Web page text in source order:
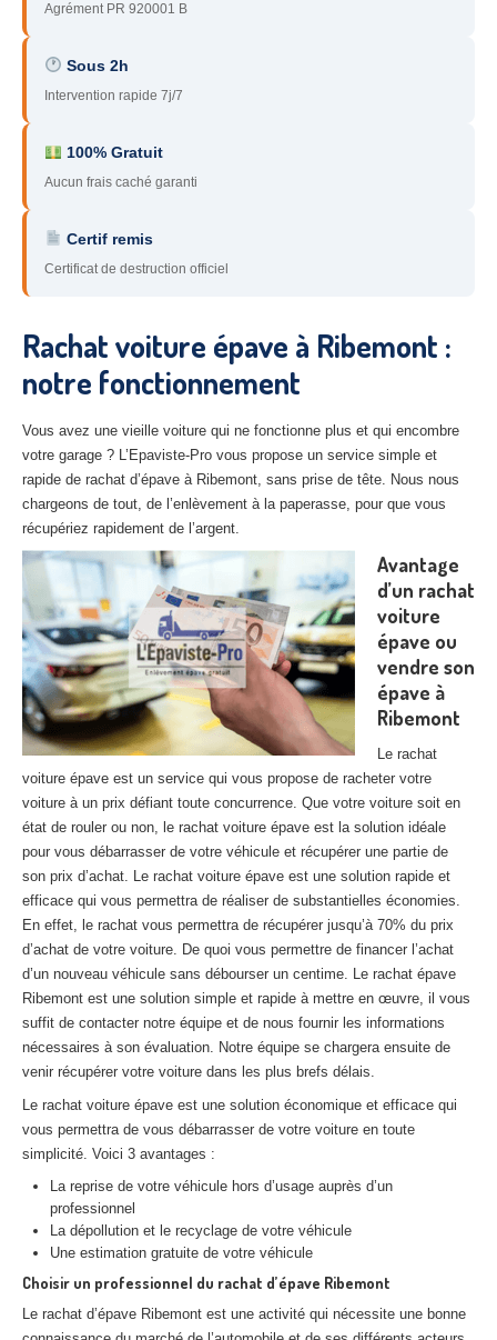
94 – Val-de-Marne
91 – Essonne
45 – Loiret
28– Eure-et-Loir
27– Eure
10– Aube
02– Aisne
Tousles secteurs
CENTREVHU AGRÉE
Centreagréé VHU Paris 75 : casse auto avec destruction
Centreagréé VHU 77 : casse auto avec destruction
Centreagréé VHU 78 : casse auto avec destruction
Centreagréé VHU 91 : casse auto avec destruction
Centre agréé VHU 92 : casse auto avec destruction
Centreagréé VHU 93 : casse auto avec destruction
Centreagréé VHU 94 : casse auto avec destruction
Centre agréé VHU 95 : casse auto avec destruction
DOCUMENTS À JOINDRE
RACHATVÉHICULES
CONTACT
Agrément PR 920001 B
Sous 2h
Intervention rapide 7j/7
100% Gratuit
Aucun frais caché garanti
Certif remis
Certificat de destruction officiel
Rachat voiture épave à Ribemont :
notre fonctionnement
Vous avez une vieille voiture qui ne fonctionne plus et qui encombre
votre garage ? L’Epaviste-Pro vous propose un service simple et
rapide de rachat d’épave à Ribemont, sans prise de tête. Nous nous
chargeons de tout, de l’enlèvement à la paperasse, pour que vous
récupériez rapidement de l’argent.
Avantage
d’un rachat
voiture
épave ou
vendre son
épave à
Ribemont
Le rachat
voiture épave est un service qui vous propose de racheter votre
voiture à un prix défiant toute concurrence. Que votre voiture soit en
état de rouler ou non, le rachat voiture épave est la solution idéale
pour vous débarrasser de votre véhicule et récupérer une partie de
son prix d’achat. Le rachat voiture épave est une solution rapide et
efficace qui vous permettra de réaliser de substantielles économies.
En effet, le rachat vous permettra de récupérer jusqu’à 70% du prix
d’achat de votre voiture. De quoi vous permettre de financer l’achat
d’un nouveau véhicule sans débourser un centime. Le rachat épave
Ribemont est une solution simple et rapide à mettre en œuvre, il vous
suffit de contacter notre équipe et de nous fournir les informations
nécessaires à son évaluation. Notre équipe se chargera ensuite de
venir récupérer votre voiture dans les plus brefs délais.
Le rachat voiture épave est une solution économique et efficace qui
vous permettra de vous débarrasser de votre voiture en toute
simplicité. Voici 3 avantages :
La reprise de votre véhicule hors d’usage auprès d’un
professionnel
La dépollution et le recyclage de votre véhicule
Une estimation gratuite de votre véhicule
Choisir un professionnel du rachat d’épave Ribemont
Le rachat d’épave Ribemont est une activité qui nécessite une bonne